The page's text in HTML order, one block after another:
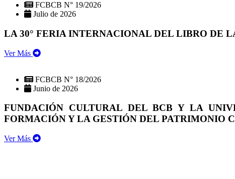
FCBCB N° 19/2026
Julio de 2026
LA 30° FERIA INTERNACIONAL DEL LIBRO DE
Ver Más
FCBCB N° 18/2026
Junio de 2026
FUNDACIÓN CULTURAL DEL BCB Y LA
FORMACIÓN Y LA GESTIÓN DEL PATRIMONIO
Ver Más